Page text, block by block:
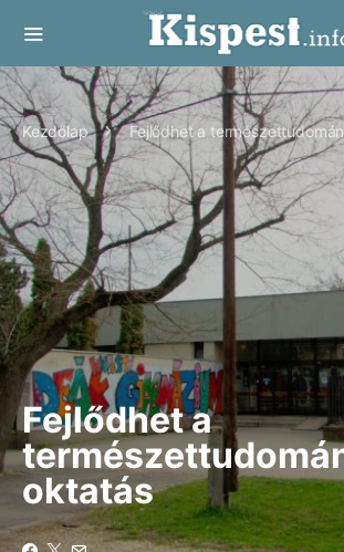
Kezdőlap Fejlődhet a
Fejlődhet a
oktatás